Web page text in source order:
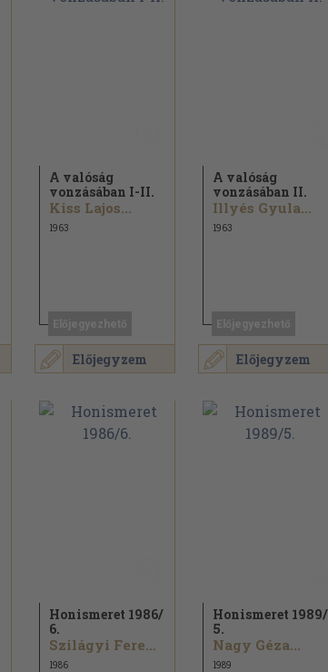
Előjegyzem
A valóság
vonzásában I-II.
Kiss Lajos...
1963
Előjegyzem
A valóság
vonzásában II.
Illyés Gyula...
1963
Honismeret 1986/
6.
Szilágyi Ferenc...
1986
Honismeret 1989/
5.
Nagy Géza...
1989